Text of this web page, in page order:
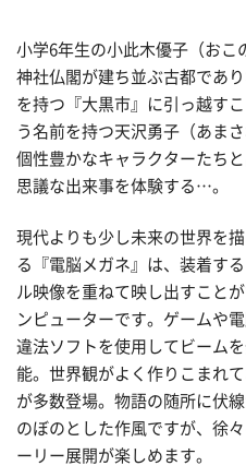
小学6年生の小此木優子（おこ
神社仏閣が建ち並ぶ古都であ
を持つ『大黒市』に引っ越す
う名前を持つ天沢勇子（あま
個性豊かなキャラクターたち
思議な出来事を体験する…。
現代よりも少し未来の世界を
る『電脳メガネ』は、装着す
ル映像を重ねて映し出すこと
ンピューターです。ゲームや
違法ソフトを使用してビーム
能。世界観がよく作りこまれ
が多数登場。物語の随所に伏
のぼのとした作風ですが、徐
ーリー展開が楽しめます。